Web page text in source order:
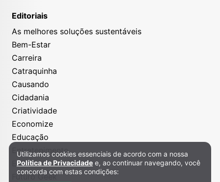
Editoriais
As melhores soluções sustentáveis
Bem-Estar
Carreira
Catraquinha
Causando
Cidadania
Criatividade
Economize
Educação
Entretenimento
Estilo
Futuro Geek
Política de Privacidade e Cookies
Utilizamos cookies essenciais de acordo com a nossa
Política de Privacidade e, ao continuar navegando, você
concorda com estas condições: